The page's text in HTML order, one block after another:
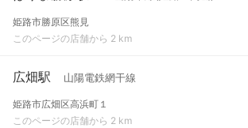
姫路市勝原区熊見
このページの店舗から 2 km
広畑駅 山陽電鉄網干線
姫路市広畑区高浜町１
このページの店舗から 2 km